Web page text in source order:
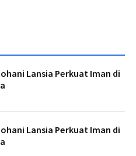
Lansia Perkuat Iman di
Lansia Perkuat Iman di